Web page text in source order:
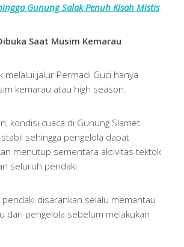
Gunung Salak Penuh Kisah Mistis
Saat Musim Kemarau
melalui jalur Permadi Guci hanya
kemarau atau high season.
kondisi cuaca di Gunung Slamet
sehingga pengelola dapat
menutup sementara aktivitas tektok
seluruh pendaki.
pendaki disarankan selalu memantau
dari pengelola sebelum melakukan